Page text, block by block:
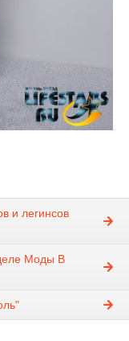
и легинсов
Моды В